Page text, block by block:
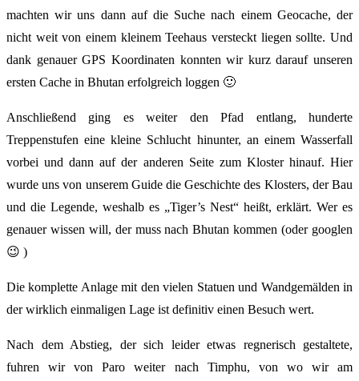
machten wir uns dann auf die Suche nach einem Geocache, der
nicht weit von einem kleinem Teehaus versteckt liegen sollte. Und
dank genauer GPS Koordinaten konnten wir kurz darauf unseren
ersten Cache in Bhutan erfolgreich loggen 🙂
Anschließend ging es weiter den Pfad entlang, hunderte
Treppenstufen eine kleine Schlucht hinunter, an einem Wasserfall
vorbei und dann auf der anderen Seite zum Kloster hinauf. Hier
wurde uns von unserem Guide die Geschichte des Klosters, der Bau
und die Legende, weshalb es „Tiger’s Nest“ heißt, erklärt. Wer es
genauer wissen will, der muss nach Bhutan kommen (oder googlen
😉 )
Die komplette Anlage mit den vielen Statuen und Wandgemälden in
der wirklich einmaligen Lage ist definitiv einen Besuch wert.
Nach dem Abstieg, der sich leider etwas regnerisch gestaltete,
fuhren wir von Paro weiter nach Timphu, von wo wir am